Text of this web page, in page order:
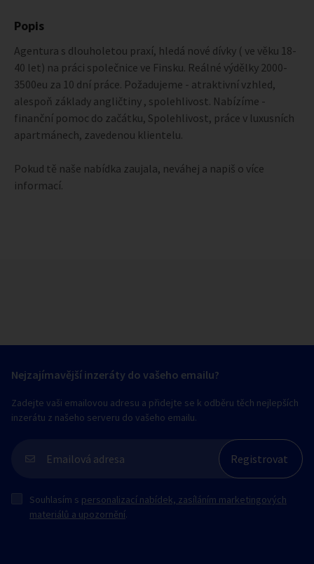
Popis
Agentura s dlouholetou praxí, hledá nové dívky ( ve věku 18-
40 let) na práci společnice ve Finsku. Reálné výdělky 2000-
3500eu za 10 dní práce. Požadujeme - atraktivní vzhled,
alespoň základy angličtiny , spolehlivost. Nabízíme -
finanční pomoc do začátku, Spolehlivost, práce v luxusních
apartmánech, zavedenou klientelu.
Pokud tě naše nabídka zaujala, neváhej a napiš o více
informací.
Nejzajímavější inzeráty do vašeho emailu?
Zadejte vaši emailovou adresu a přidejte se k odběru těch nejlepších
inzerátu z našeho serveru do vašeho emailu.
Souhlasím s personalizací nabídek, zasíláním marketingových
materiálů a upozornění.